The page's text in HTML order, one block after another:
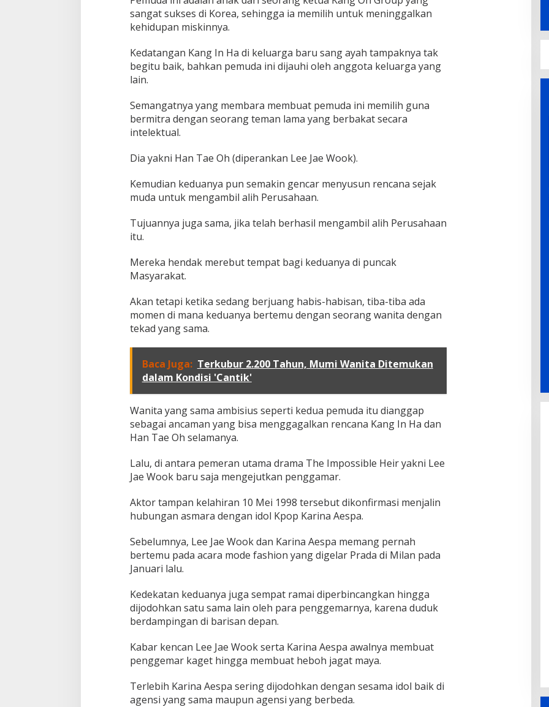
o
r
e
D
a
D
r
T
e
I
p
o
i
b
e
H
e
sangat sukses di Korea, sehingga ia memilih untuk meninggalkan
kehidupan miskinnya.
Kedatangan Kang In Ha di keluarga baru sang ayah tampaknya tak
begitu baik, bahkan pemuda ini dijauhi oleh anggota keluarga yang
lain.
Semangatnya yang membara membuat pemuda ini memilih guna
bermitra dengan seorang teman lama yang berbakat secara
intelektual.
Dia yakni Han Tae Oh (diperankan Lee Jae Wook).
Kemudian keduanya pun semakin gencar menyusun rencana sejak
muda untuk mengambil alih Perusahaan.
Tujuannya juga sama, jika telah berhasil mengambil alih Perusahaan
itu.
Mereka hendak merebut tempat bagi keduanya di puncak
Masyarakat.
Akan tetapi ketika sedang berjuang habis-habisan, tiba-tiba ada
momen di mana keduanya bertemu dengan seorang wanita dengan
tekad yang sama.
Baca Juga: Terkubur 2.200 Tahun, Mumi Wanita Ditemukan
dalam Kondisi 'Cantik'
Wanita yang sama ambisius seperti kedua pemuda itu dianggap
sebagai ancaman yang bisa menggagalkan rencana Kang In Ha dan
Han Tae Oh selamanya.
Lalu, di antara pemeran utama drama The Impossible Heir yakni Lee
Jae Wook baru saja mengejutkan penggamar.
Aktor tampan kelahiran 10 Mei 1998 tersebut dikonfirmasi menjalin
hubungan asmara dengan idol Kpop Karina Aespa.
Sebelumnya, Lee Jae Wook dan Karina Aespa memang pernah
bertemu pada acara mode fashion yang digelar Prada di Milan pada
Januari lalu.
Kedekatan keduanya juga sempat ramai diperbincangkan hingga
dijodohkan satu sama lain oleh para penggemarnya, karena duduk
berdampingan di barisan depan.
Kabar kencan Lee Jae Wook serta Karina Aespa awalnya membuat
penggemar kaget hingga membuat heboh jagat maya.
Terlebih Karina Aespa sering dijodohkan dengan sesama idol baik di
agensi yang sama maupun agensi yang berbeda.